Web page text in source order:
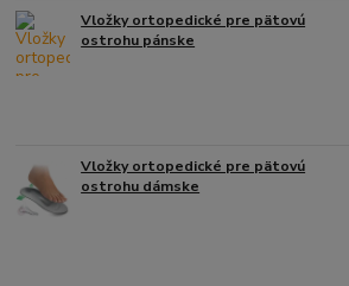
Vložky ortopedické pre pätovú
ostrohu pánske
Vložky ortopedické pre pätovú
ostrohu dámske